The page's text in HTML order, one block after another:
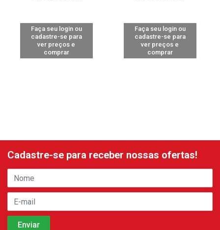
Faça seu login ou
cadastre-se para
ver preços e
comprar
Faça seu login ou
cadastre-se para
ver preços e
comprar
Cadastre-se para receber nossas ofertas!